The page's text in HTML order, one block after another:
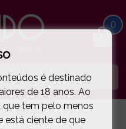
0
PRESERVATIVOS
é destinado
de 18 anos. Ao
que tem pelo menos
está ciente de que